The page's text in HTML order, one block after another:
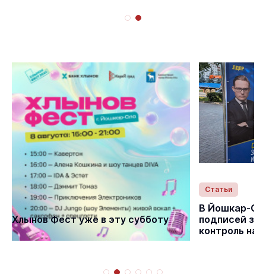
Статьи
Хлынов Фест уже в эту субботу
Статьи
В Йошкар-
подписей за
контроль